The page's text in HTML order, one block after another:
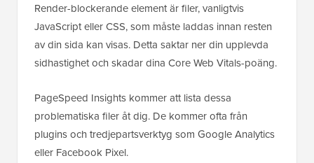
Render-blockerande element är filer, vanligtvis
JavaScript eller CSS, som måste laddas innan resten
av din sida kan visas. Detta saktar ner din upplevda
sidhastighet och skadar dina Core Web Vitals-poäng.
PageSpeed Insights kommer att lista dessa
problematiska filer åt dig. De kommer ofta från
plugins och tredjepartsverktyg som Google Analytics
eller Facebook Pixel.